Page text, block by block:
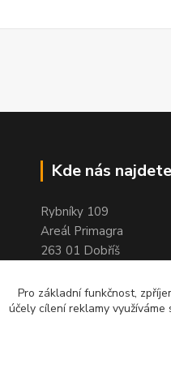
Kde nás najdete
Rybníky 109
Areál Primagra
263 01 Dobříš
Pro základní funkčnost,
účely cílení reklamy